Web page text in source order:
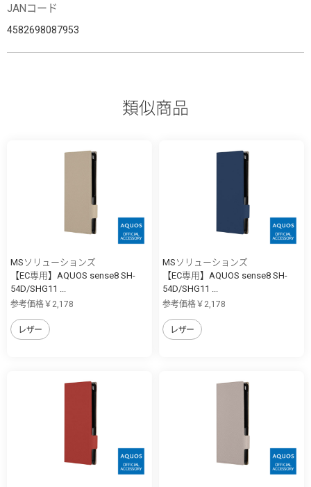
JANコード
4582698087953
類似商品
MSソリューションズ
【EC専用】AQUOS sense8 SH-
54D/SHG11 ...
参考価格￥2,178
レザー
MSソリューションズ
【EC専用】AQUOS sense8 SH-
54D/SHG11 ...
参考価格￥2,178
レザー